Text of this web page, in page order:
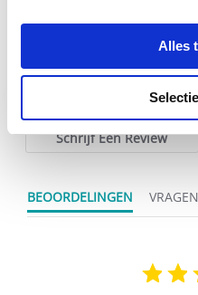
Alles
0.0
rating
Schrijf Een Review
BEOORDELINGEN VRAGEN